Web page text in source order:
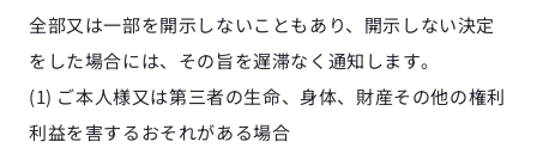
全部又は一部を開示しないこともあり、開示しない決定
をした場合には、その旨を遅滞なく通知します。
(1) ご本人様又は第三者の生命、身体、財産その他の権利
利益を害するおそれがある場合